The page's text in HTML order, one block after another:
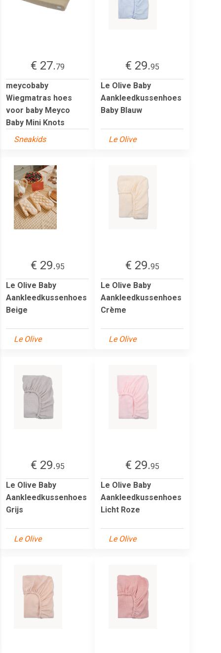
€ 27.79
meycobaby
Wiegmatras hoes
voor baby Meyco
Baby Mini Knots
Sneakids
€ 29.95
Le Olive Baby
Aankleedkussenhoes
Baby Blauw
Le Olive
€ 29.95
Le Olive Baby
Aankleedkussenhoes
Beige
Le Olive
€ 29.95
Le Olive Baby
Aankleedkussenhoes
Crème
Le Olive
€ 29.95
Le Olive Baby
Aankleedkussenhoes
Grijs
Le Olive
€ 29.95
Le Olive Baby
Aankleedkussenhoes
Licht Roze
Le Olive